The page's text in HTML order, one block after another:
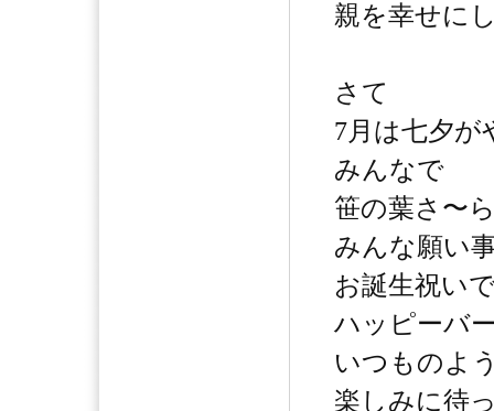
親を幸せに
さて
7月は七夕が
みんなで
笹の葉さ〜
みんな願い
お誕生祝い
ハッピーバ
いつものよ
楽しみに待